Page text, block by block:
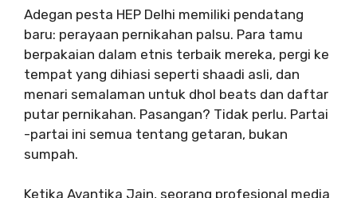
Adegan pesta HEP Delhi memiliki pendatang
baru: perayaan pernikahan palsu. Para tamu
berpakaian dalam etnis terbaik mereka, pergi ke
tempat yang dihiasi seperti shaadi asli, dan
menari semalaman untuk dhol beats dan daftar
putar pernikahan. Pasangan? Tidak perlu. Partai
-partai ini semua tentang getaran, bukan
sumpah.
Ketika Avantika Jain, seorang profesional media